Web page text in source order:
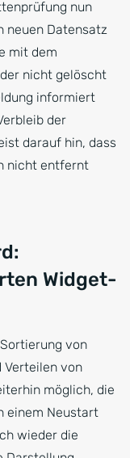
nun
neuen Datensatz
mit dem
nicht gelöscht
informiert
der
darauf hin, dass
nicht entfernt
Widget-
von
Verteilen von
möglich, die
einem Neustart
wieder die